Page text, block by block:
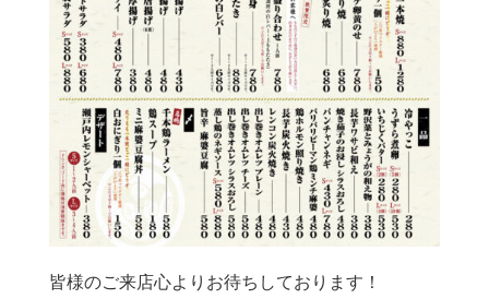
皆様のご来店心よりお待ちしております！